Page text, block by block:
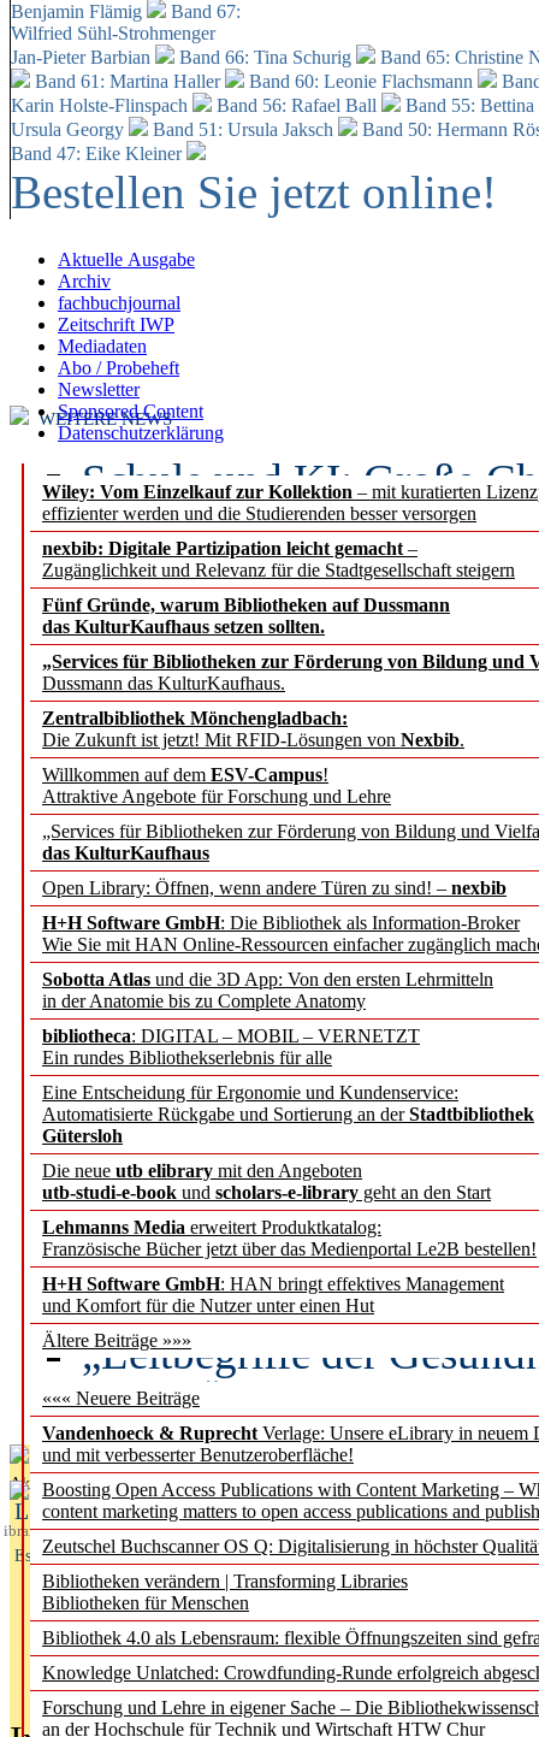
Benjamin Flämig
Band 67:
Wilfried Sühl-Strohmenger
Jan-Pieter Barbian
Band 66: Tina Schurig
Band 65: Christine
Band 61: Martina Haller
Band 60: Leonie Flachsmann
Karin Holste-Flinspach
Band 56: Rafael Ball
Band 55:
Ursula Georgy
Band 51: Ursula Jaksch Band 50: Hermann
Band 47: Eike Kleiner
Bestellen Sie jetzt online!
Aktuelle Ausgabe
Archiv
fachbuchjournal
Zeitschrift IWP
Mediadaten
Abo / Probeheft
Newsletter
Sponsored Content
Datenschutzerklärung
Wiley: Vom Einzelkauf zur Kollektion – mit kuratierten
effizienter werden und die Studierenden besser versorgen
nexbib: Digitale Partizipation leicht gemacht –
Zugänglichkeit und Relevanz für die Stadtgesellschaft steigern
Fünf Gründe, warum Bibliotheken auf Dussmann
das KulturKaufhaus setzen sollten.
„Services für Bibliotheken zur Förderung von Bildung und
Dussmann das KulturKaufhaus.
Zentralbibliothek Mönchengladbach:
Die Zukunft ist jetzt! Mit RFID-Lösungen von Nexbib.
Willkommen auf dem ESV-Campus!
Attraktive Angebote für Forschung und Lehre
„Services für Bibliotheken zur Förderung von Bildung und
das KulturKaufhaus
Open Library: Öffnen, wenn andere Türen zu sind! – nexbib
H+H Software GmbH: Die Bibliothek als Information-Broker
Wie Sie mit HAN Online-Ressourcen einfacher zugänglich
Sobotta Atlas und die 3D App: Von den ersten Lehrmitteln
in der Anatomie bis zu Complete Anatomy
bibliotheca: DIGITAL – MOBIL – VERNETZT
Ein rundes Bibliothekserlebnis für alle
Eine Entscheidung für Ergonomie und Kundenservice:
Automatisierte Rückgabe und Sortierung an derStadtbibliothek
Gütersloh
Die neue utb elibrary mit den Angeboten
utb-studi-e-book und scholars-e-library geht an den Start
Lehmanns Media erweitert Produktkatalog:
Französische Bücher jetzt über das Medienportal Le2B bestellen!
H+H Software GmbH: HAN bringt effektives Management
und Komfort für die Nutzer unter einen Hut
Ältere Beiträge »»»
««« Neuere Beiträge
Vandenhoeck & Ruprecht Verlage: Unsere eLibrary in neuem
und mit verbesserter Benutzeroberfläche!
Boosting Open Access Publications with Content Marketing –
content marketing matters to open access publications and
Zeutschel Buchscanner OS Q: Digitalisierung in höchster
Bibliotheken verändern | Transforming Libraries
Bibliotheken für Menschen
Bibliothek 4.0 als Lebensraum: flexible Öffnungszeiten sind
Knowledge Unlatched: Crowdfunding-Runde erfolgreich
Forschung und Lehre in eigener Sache – Die
an der Hochschule für Technik und Wirtschaft HTW Chur
WEITERE NEWS
Schule und KI: Große
Voraussetzungen
Erfolgreiches erstes
Segment Research –
angepasst
konstruktiv!
Mohr Siebeck
und die Zeitschrift für
Francke Attempto
EBSCO Information
Recherchefunktionen in
Sorbisches Institut neu
Geschichte und
Künstliche Intelligenz
besser zu verstehen
„Leitbegriffe der
des BIÖG erscheinen
Aktuelles aus
L
ibrary
Essentials